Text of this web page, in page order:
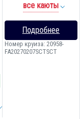
все каюты
Подробнее
Номер круиза: 20958-
FA20270207SCTSCT